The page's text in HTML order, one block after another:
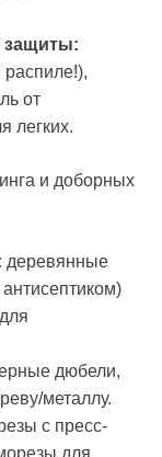
защиты:
распиле!),
от
легких.
и доборных
деревянные
дюбели,
металлу.
с пресс-
для